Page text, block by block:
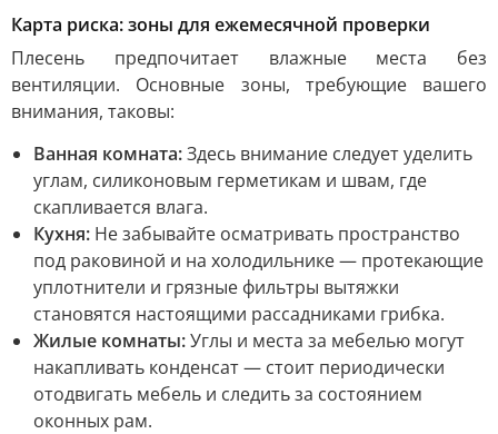
Карта риска: зоны для ежемесячной проверки
Плесень предпочитает влажные места без
вентиляции. Основные зоны, требующие вашего
внимания, таковы:
Ванная комната:Здесь внимание следует уделить
углам, силиконовым герметикам и швам, где
скапливается влага.
Кухня: Не забывайте осматривать пространство
под раковиной и на холодильнике — протекающие
уплотнители и грязные фильтры вытяжки
становятся настоящими рассадниками грибка.
Жилые комнаты:Углы и места за мебелью могут
накапливать конденсат — стоит периодически
отодвигать мебель и следить за состоянием
оконных рам.